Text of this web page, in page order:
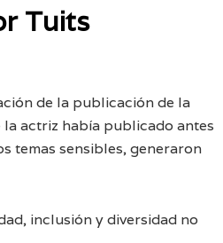
Tuits
de la publicación de la
la actriz había publicado antes
temas sensibles, generaron
inclusión y diversidad no